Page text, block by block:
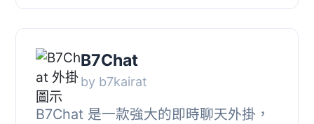
持。, 你可以...
B7Chat
by b7kairat
B7Chat 是一款強大的即時聊天外掛，